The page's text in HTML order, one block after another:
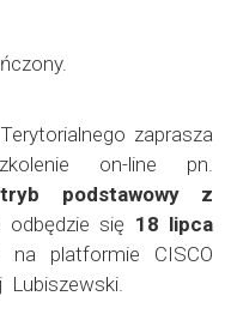
zaprasza
on-line pn.
podstawowy z
odbędzie się 18 lipca
na platformie CISCO